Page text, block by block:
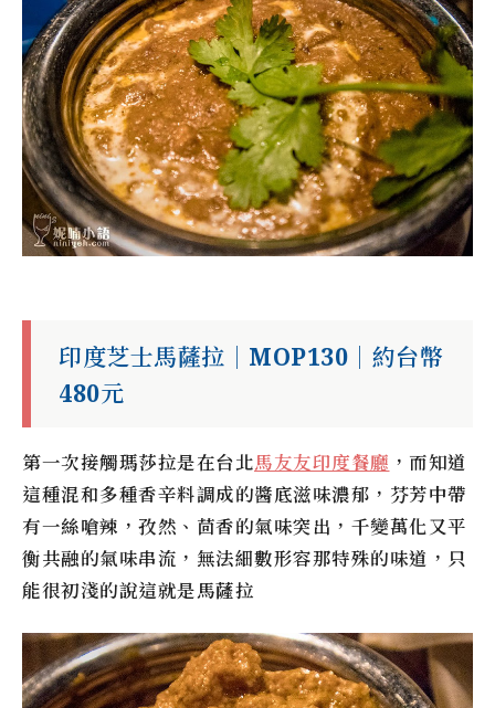
印度芝士馬薩拉｜MOP130｜約台幣
480元
第一次接觸瑪莎拉是在台北馬友友印度餐廳 ，而知道
這種混和多種香辛料調成的醬底滋味濃郁，芬芳中帶
有一絲嗆辣，孜然、茴香的氣味突出，千變萬化又平
衡共融的氣味串流，無法細數形容那特殊的味道，只
能很初淺的說這就是馬薩拉